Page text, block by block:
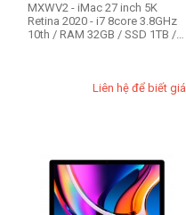
MXWV2 - iMac 27 inch 5K
Retina 2020 - i7 8core 3.8GHz
10th / RAM 32GB / SSD 1TB /
Liên hệ để biết giá